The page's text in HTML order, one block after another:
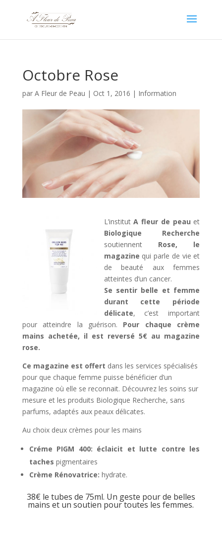
Octobre Rose
par A Fleur de Peau | Oct 1, 2016 | Information
L’institutA fleur de peau et
Biologique Recherche
soutiennent Rose, le
magazine qui parle de vie et
de beauté aux femmes
atteintes d’un cancer.
Se sentir belle et femme
durant cette période
délicate, c’est important
pour atteindre la guérison. Pour chaque crème
mains achetée, il est reversé 5€ au magazine
rose.
Ce magazine est offert dans les services spécialisés
pour que chaque femme puisse bénéficier d’un
magazine où elle se reconnait. Découvrez les soins sur
mesure et les produits Biologique Recherche, sans
parfums, adaptés aux peaux délicates.
Au choix deux crèmes pour les mains
Créme PIGM 400: éclaicit et lutte contre les
taches pigmentaires
Crème Rénovatrice: hydrate.
38€ le tubes de 75ml. Un geste pour de belles
mains et un soutien pour toutes les femmes.